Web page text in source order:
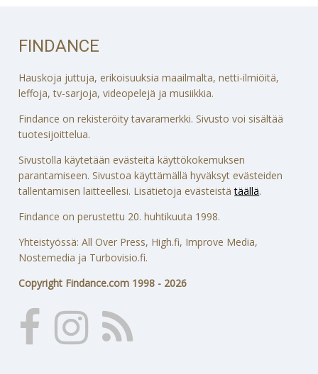
FINDANCE
Hauskoja juttuja, erikoisuuksia maailmalta, netti-ilmiöitä,
leffoja, tv-sarjoja, videopelejä ja musiikkia.
Findance on rekisteröity tavaramerkki. Sivusto voi sisältää
tuotesijoittelua.
Sivustolla käytetään evästeitä käyttökokemuksen
parantamiseen. Sivustoa käyttämällä hyväksyt evästeiden
tallentamisen laitteellesi. Lisätietoja evästeistätäällä.
Findance on perustettu 20. huhtikuuta 1998.
Yhteistyössä: All Over Press, High.fi, Improve Media,
Nostemedia ja Turbovisio.fi.
Copyright Findance.com 1998 - 2026